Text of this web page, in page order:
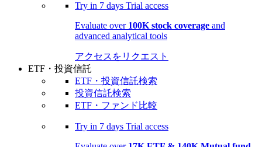
Try in 7 days Trial access
Evaluate over 100K stock coverage and
advanced analytical tools
アクセスをリクエスト
ETF・投資信託
ETF・投資信託検索
投資信託検索
ETF・ファンド比較
Try in 7 days Trial access